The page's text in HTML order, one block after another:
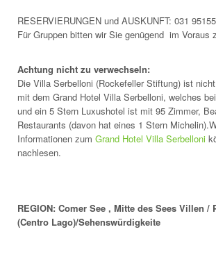
RESERVIERUNGEN und AUSKUNFT: 031
Für Gruppen bitten wir Sie genügend im Voraus
Achtung nicht zu verwechseln:
Die Villa Serbelloni (Rockefeller Stiftung) ist
mit dem Grand Hotel Villa Serbelloni, welches
und ein 5 Stern Luxushotel ist mit 95 Zimmer,
Restaurants (davon hat eines 1 Stern
Informationen zum Grand Hotel Villa Serbelloni
nachlesen.
REGION: Comer See , Mitte des Sees Villen /
(Centro Lago)/Sehenswürdigkeite